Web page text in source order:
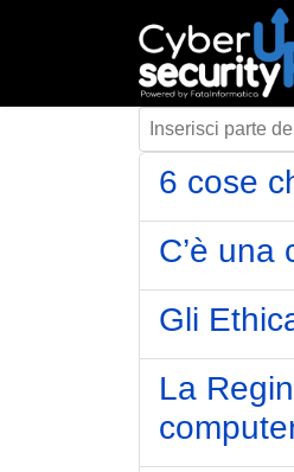
Inserisci parte del
6 cose
C’è
Gli
La